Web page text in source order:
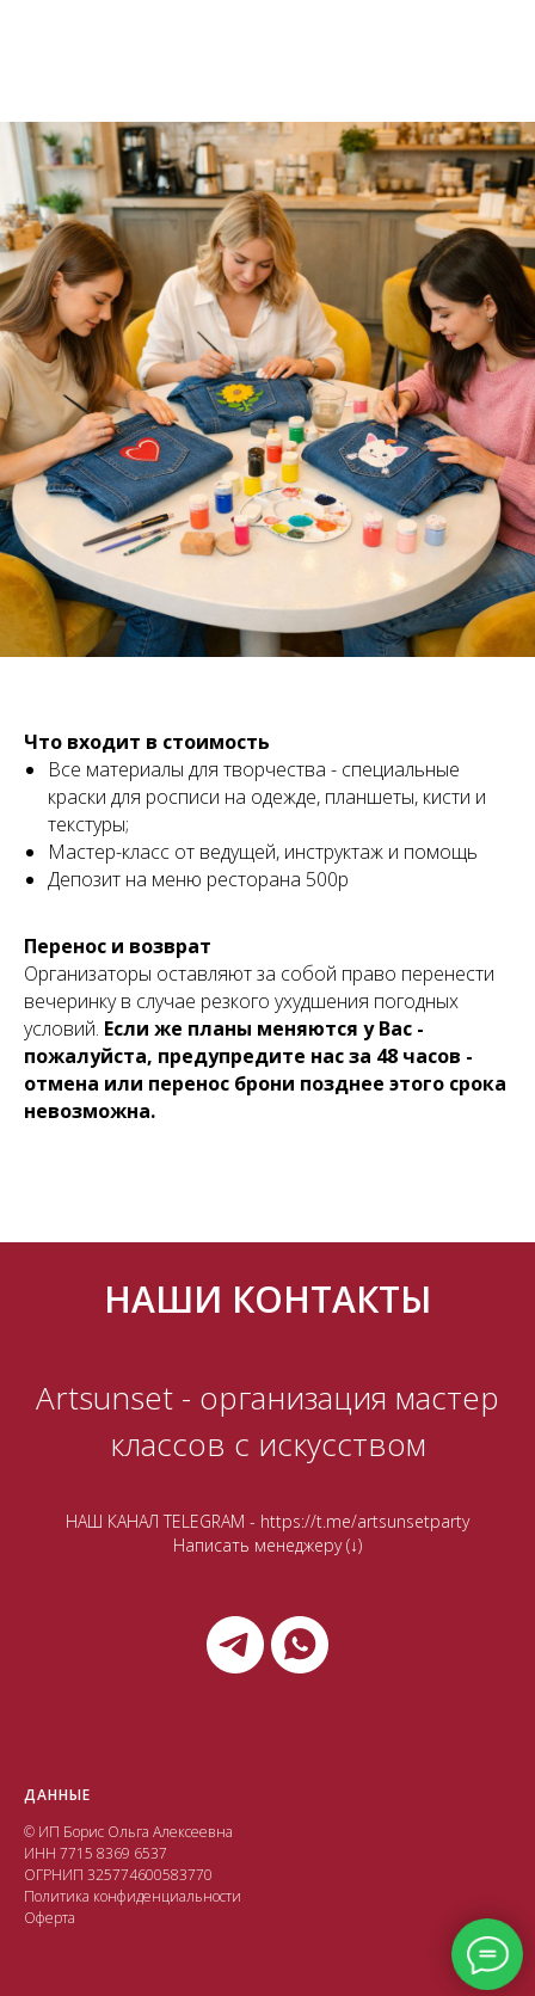
Что входит в стоимость
Все материалы для творчества - специальные
краски для росписи на одежде, планшеты, кисти и
текстуры;
Мастер-класс от ведущей, инструктаж и помощь
Депозит на меню ресторана 500р
Перенос и возврат
Организаторы оставляют за собой право перенести
вечеринку в случае резкого ухудшения погодных
условий. Если же планы меняются у Вас -
пожалуйста, предупредите нас за 48 часов -
отмена или перенос брони позднее этого срока
невозможна.
НАШИ КОНТАКТЫ
Artsunset - организация мастер
классов с искусством
НАШ КАНАЛ TELEGRAM - https://t.me/artsunsetparty
Написать менеджеру (↓)
ДАННЫЕ
© ИП Борис Ольга Алексеевна
ИНН 7715 8369 6537
ОГРНИП 325774600583770
Политика конфиденциальности
Оферта